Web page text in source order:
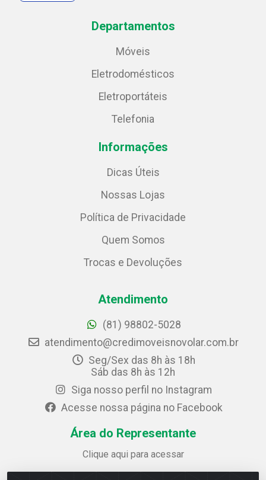
Departamentos
Móveis
Eletrodomésticos
Eletroportáteis
Telefonia
Informações
Dicas Úteis
Nossas Lojas
Política de Privacidade
Quem Somos
Trocas e Devoluções
Atendimento
(81) 98802-5028
atendimento@credimoveisnovolar.com.br
Seg/Sex das 8h às 18h
Sáb das 8h às 12h
Siga nosso perfil no Instagram
Acesse nossa página no Facebook
Área do Representante
Clique aqui para acessar